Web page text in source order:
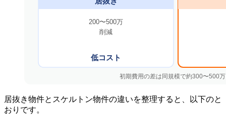
居抜き物件とスケルトン物件の違いを整理すると、以下のと
おりです。